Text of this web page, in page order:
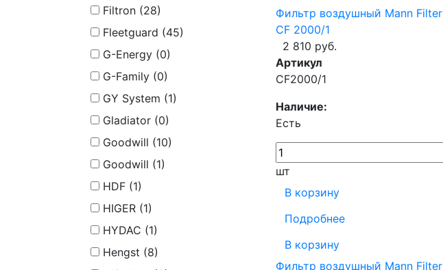
Filtron (28)
Fleetguard (45)
G-Energy (0)
G-Family (0)
GY System (1)
Gladiator (0)
Goodwill (10)
Goodwill (1)
HDF (1)
HIGER (1)
HYDAC (1)
Hengst (8)
Фильтр воздушный Mann Filter
CF 2000/1
2 810 руб.
Артикул
CF2000/1
Наличие:
Есть
шт
В корзину
Подробнее
В корзину
Фильтр воздушный Mann Filter